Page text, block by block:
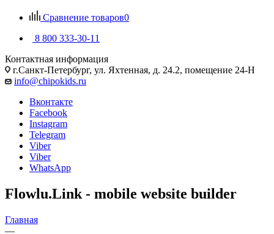
Сравнение товаров0
8 800 333-30-11
Контактная информация
г.Санкт-Петербург, ул. Яхтенная, д. 24.2, помещение 24-Н
info@chipokids.ru
Вконтакте
Facebook
Instagram
Telegram
Viber
Viber
WhatsApp
Flowlu.Link - mobile website builder
Главная
—